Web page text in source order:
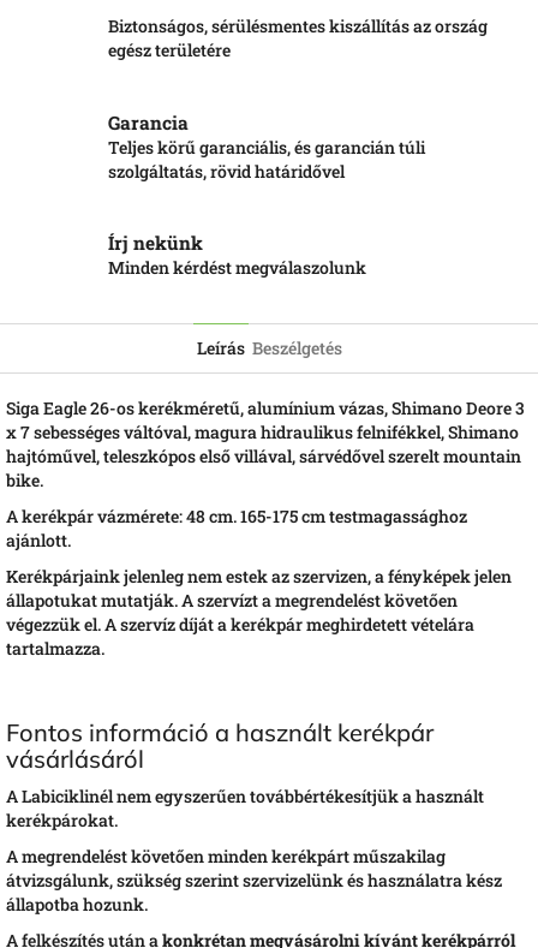
Biztonságos, sérülésmentes kiszállítás az ország
egész területére
Garancia
Teljes körű garanciális, és garancián túli
szolgáltatás, rövid határidővel
Írj nekünk
Minden kérdést megválaszolunk
Leírás Beszélgetés
Siga Eagle 26-os kerékméretű, alumínium vázas, Shimano Deore 3
x 7 sebességes váltóval, magura hidraulikus felnifékkel, Shimano
hajtóművel, teleszkópos első villával, sárvédővel szerelt mountain
bike.
A kerékpár vázmérete: 48 cm. 165-175 cm testmagassághoz
ajánlott.
Kerékpárjaink jelenleg nem estek az szervizen, a fényképek jelen
állapotukat mutatják. A szervízt a megrendelést követően
végezzük el. A szervíz díját a kerékpár meghirdetett vételára
tartalmazza.
Fontos információ a használt kerékpár
vásárlásáról
A Labiciklinél nem egyszerűen továbbértékesítjük a használt
kerékpárokat.
A megrendelést követően minden kerékpárt műszakilag
átvizsgálunk, szükség szerint szervizelünk és használatra kész
állapotba hozunk.
A felkészítés után akonkrétan megvásárolni kívánt kerékpárról